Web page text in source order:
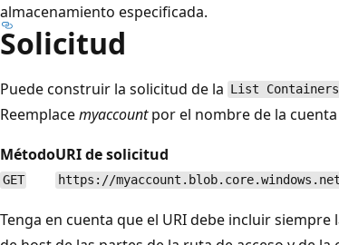
almacenamiento especificada.
Solicitud
Puede construir la solicitud de la List Containers
Reemplacemyaccountpor el nombre de la
MétodoURI de solicitud
GET https://
Tenga en cuenta que el URI debe incluir